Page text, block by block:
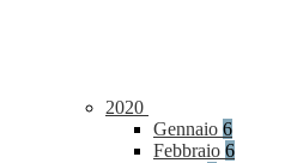
2020
Gennaio 6
Febbraio 6